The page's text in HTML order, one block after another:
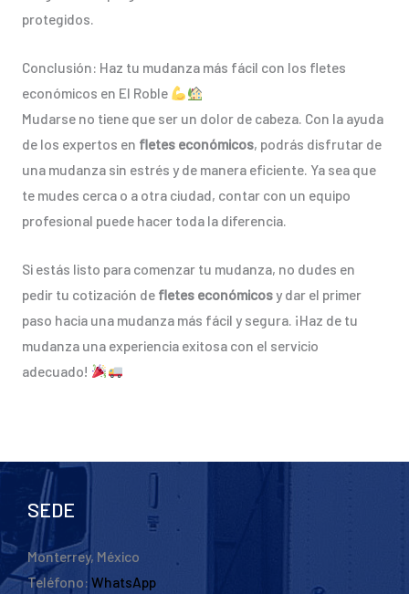
protegidos.
Conclusión: Haz tu mudanza más fácil con los fletes
económicos en El Roble
Mudarse no tiene que ser un dolor de cabeza. Con la ayuda
de los expertos en fletes económicos, podrás disfrutar de
una mudanza sin estrés y de manera eficiente. Ya sea que
te mudes cerca o a otra ciudad, contar con un equipo
profesional puede hacer toda la diferencia.
Si estás listo para comenzar tu mudanza, no dudes en
pedir tu cotización de fletes económicosy dar el primer
paso hacia una mudanza más fácil y segura. ¡Haz de tu
mudanza una experiencia exitosa con el servicio
adecuado!
SEDE
Monterrey, México
Teléfono: WhatsApp